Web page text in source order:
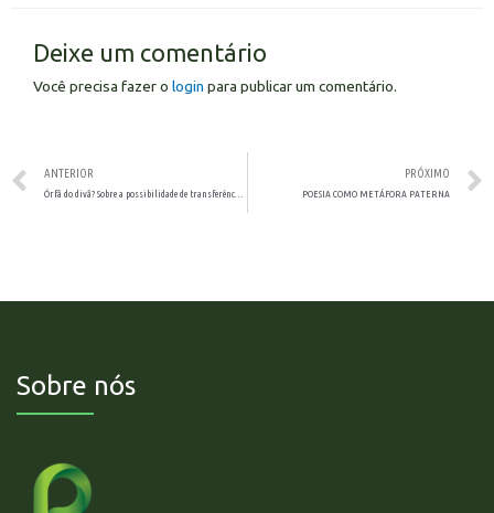
Deixe um comentário
Você precisa fazer o login para publicar um comentário.
ANTERIOR
Órfã do divã? Sobre a possibilidade de transferência “on-line”.
PRÓXIMO
POESIA COMO METÁFORA PATERNA
Sobre nós